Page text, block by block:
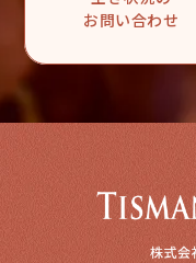
お問い合わせ